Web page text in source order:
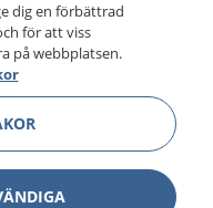
dig en förbättrad
för att viss
på webbplatsen.